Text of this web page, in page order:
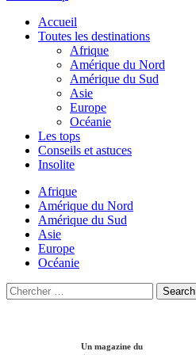
Accueil
Toutes les destinations
Afrique
Amérique du Nord
Amérique du Sud
Asie
Europe
Océanie
Les tops
Conseils et astuces
Insolite
Afrique
Amérique du Nord
Amérique du Sud
Asie
Europe
Océanie
Search
for:
Search
Un magazine du